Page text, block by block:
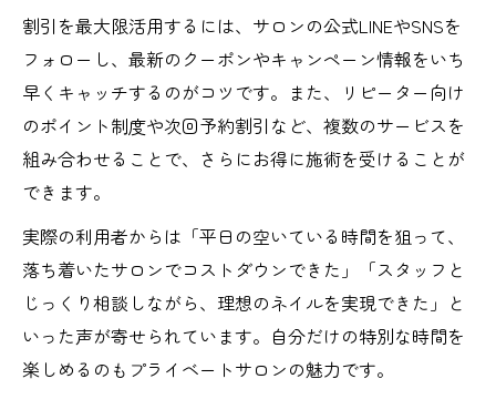
割引を最大限活用するには、サロンの公式LINEやSNSを
フォローし、最新のクーポンやキャンペーン情報をいち
早くキャッチするのがコツです。また、リピーター向け
のポイント制度や次回予約割引など、複数のサービスを
組み合わせることで、さらにお得に施術を受けることが
できます。
実際の利用者からは「平日の空いている時間を狙って、
落ち着いたサロンでコストダウンできた」「スタッフと
じっくり相談しながら、理想のネイルを実現できた」と
いった声が寄せられています。自分だけの特別な時間を
楽しめるのもプライベートサロンの魅力です。